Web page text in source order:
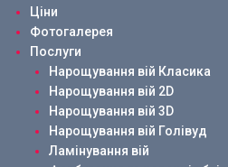
Ціни
Фотогалерея
Послуги
Нарощування вій Класика
Нарощування вій 2D
Нарощування вій 3D
Нарощування вій Голівуд
Ламінування вій